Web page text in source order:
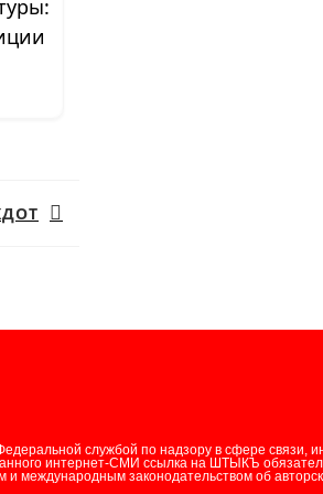
службой по надзору в сфере связи,
интернет-СМИ ссылка на ШТЫКЪ
законодательством об